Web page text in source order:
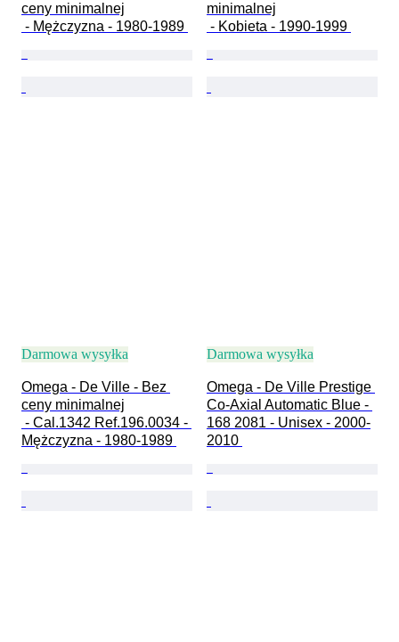
ceny minimalnej
- Mężczyzna - 1980-1989
minimalnej
- Kobieta - 1990-1999
Darmowa wysyłka
Omega - De Ville - Bez
ceny minimalnej
Mężczyzna - 1980-1989
Darmowa wysyłka
Omega - De Ville Prestige
Co-Axial Automatic Blue -
168 2081 - Unisex - 2000-
2010